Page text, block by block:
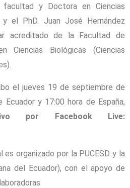
y Doctora en Ciencias
el PhD. Juan José Hernández
acreditado de la Facultad de
Ciencias Biológicas (Ciencias
el jueves 19 de septiembre de
y 17:00 hora de España,
por Facebook Live:
es organizado por la PUCESD y la
del Ecuador), con el apoyo de